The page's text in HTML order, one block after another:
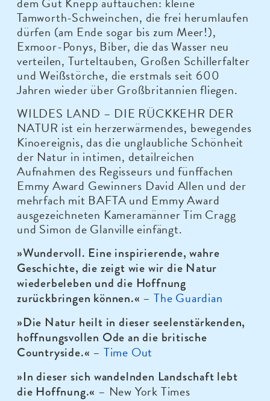
Tamworth-Schweinchen, die frei herumlaufen
dürfen (am Ende sogar bis zum Meer!),
Exmoor-Ponys, Biber, die das Wasser neu
verteilen, Turteltauben, Großen Schillerfalter
und Weißstörche, die erstmals seit 600
Jahren wieder über Großbritannien fliegen.
WILDES LAND – DIE RÜCKKEHR DER
NATUR ist ein herzerwärmendes, bewegendes
Kinoereignis, das die unglaubliche Schönheit
der Natur in intimen, detailreichen
Aufnahmen des Regisseurs und fünffachen
Emmy Award Gewinners David Allen und der
mehrfach mit BAFTA und Emmy Award
ausgezeichneten Kameramänner Tim Cragg
und Simon de Glanville einfängt.
»Wundervoll. Eine inspirierende, wahre
Geschichte, die zeigt wie wir die Natur
wiederbeleben und die Hoffnung
zurückbringen können.« –The Guardian
»Die Natur heilt in dieser seelenstärkenden,
hoffnungsvollen Ode an die britische
Countryside.« – Time Out
»In dieser sich wandelnden Landschaft lebt
die Hoffnung.« – New York Times